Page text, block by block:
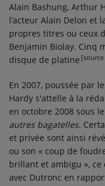
Alain Bashung, Arthur
l’acteur Alain Delon et
propres titres ou ceux
Benjamin Biolay. Cinq
disque de platine
En 2007, poussée par
Hardy s'attelle à la
en octobre 2008 sous
autres bagatelles.
et privée sont ainsi
ou son « coup de
brillant et ambigu »,
avec Dutronc en